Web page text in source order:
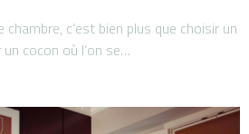
c’est bien plus que choisir un
cocon où l’on se…